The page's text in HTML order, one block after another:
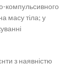
компульсивного
масу тіла; у
з наявністю